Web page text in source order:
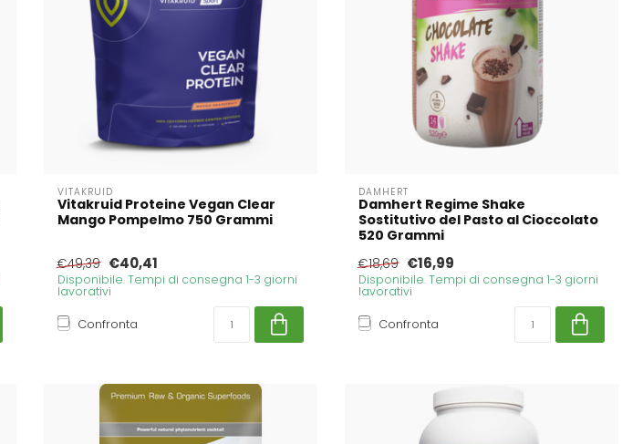
VITAKRUID
Vitakruid Proteine Vegan Clear
Mango Pompelmo 750 Grammi
€49,39 €40,41
Disponibile. Tempi di consegna 1-3 giorni
lavorativi
Confronta
DAMHERT
Damhert Regime Shake
Sostitutivo del Pasto al Cioccolato
520 Grammi
€18,69 €16,99
Disponibile. Tempi di consegna 1-3 giorni
lavorativi
Confronta